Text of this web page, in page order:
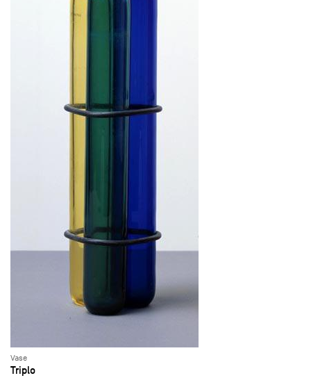
Vase
Triplo